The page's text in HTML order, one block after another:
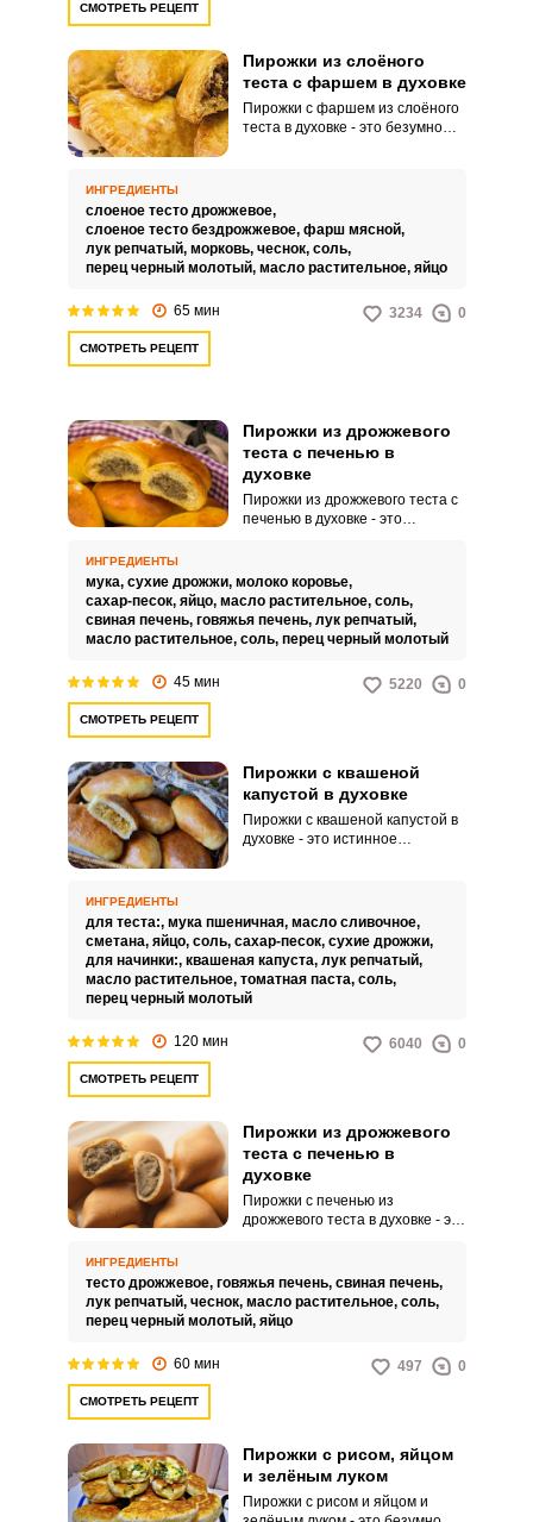
СМОТРЕТЬ РЕЦЕПТ
Пирожки из слоёного
теста с фаршем в духовке
Пирожки с фаршем из слоёного
теста в духовке - это безумно
точно никого не оставят
равнодушным. Они могут
подаваться как
самостоятельное блюдо или
использоваться в качестве
ИНГРЕДИЕНТЫ
слоеное тесто дрожжевое,
слоеное тесто бездрожжевое, фарш мясной,
лук репчатый, морковь, чеснок, соль,
перец черный молотый, масло растительное, яйцо
65 мин 3234 0
СМОТРЕТЬ РЕЦЕПТ
Пирожки из дрожжевого
теста с печенью в
духовке
Пирожки из дрожжевого теста с
печенью в духовке - это
дрожжевого теста, и начинки из
печени. Готовые пирожки с
печенью из дрожжевого теста
могут подаваться горячие или
качестве закуски или основного
блюда.Используйте свежие и
ИНГРЕДИЕНТЫ
мука, сухие дрожжи, молоко коровье,
сахар-песок, яйцо, масло растительное, соль,
свиная печень, говяжья печень, лук репчатый,
масло растительное, соль, перец черный молотый
45 мин 5220 0
СМОТРЕТЬ РЕЦЕПТ
Пирожки с квашеной
капустой в духовке
Пирожки с квашеной капустой в
духовке - это истинное
Хрустящее тесто, пропитанное
маслом и йогуртом, окружает
начинку из квашеной капусты,
сочетающей кислоту и мягкость
в идеальной пропорции.
ИНГРЕДИЕНТЫ
для теста:, мука пшеничная, масло сливочное,
сметана, яйцо, соль, сахар-песок, сухие дрожжи,
для начинки:, квашеная капуста, лук репчатый,
масло растительное, томатная паста, соль,
перец черный молотый
120 мин 6040 0
СМОТРЕТЬ РЕЦЕПТ
Пирожки из дрожжевого
теста с печенью в
духовке
Пирожки с печенью из
дрожжевого теста в духовке - это
дрожжевого теста, и начинки из
печени. Готовые пирожки с
печенью из дрожжевого теста
теплые и отлично подходят в
качестве закуски или основного
специи.
ИНГРЕДИЕНТЫ
тесто дрожжевое, говяжья печень, свиная печень,
лук репчатый, чеснок, масло растительное, соль,
перец черный молотый, яйцо
60 мин 497 0
СМОТРЕТЬ РЕЦЕПТ
Пирожки с рисом, яйцом
и зелёным луком
Пирожки с рисом и яйцом и
ВХОД НА САЙТ
Войдите
с помощью социальных сетей:
или